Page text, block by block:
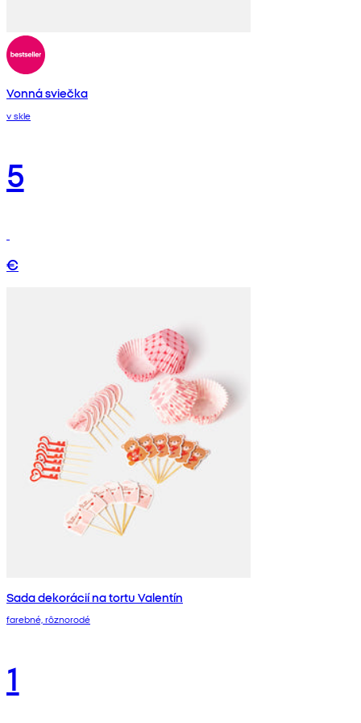
Vonná sviečka
v skle
5
€
Sada dekorácií na tortu Valentín
farebné, rôznorodé
1